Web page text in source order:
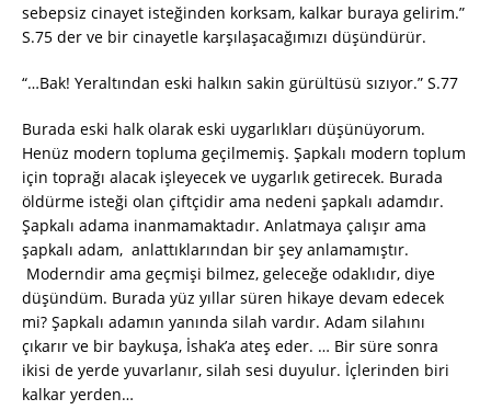
sebepsiz cinayet isteğinden korksam, kalkar buraya gelirim.”
S.75 der ve bir cinayetle karşılaşacağımızı düşündürür.
“…Bak! Yeraltından eski halkın sakin gürültüsü sızıyor.” S.77
Burada eski halk olarak eski uygarlıkları düşünüyorum.
Henüz modern topluma geçilmemiş. Şapkalı modern toplum
için toprağı alacak işleyecek ve uygarlık getirecek. Burada
öldürme isteği olan çiftçidir ama nedeni şapkalı adamdır.
Şapkalı adama inanmamaktadır. Anlatmaya çalışır ama
şapkalı adam, anlattıklarından bir şey anlamamıştır.
Moderndir ama geçmişi bilmez, geleceğe odaklıdır, diye
düşündüm. Burada yüz yıllar süren hikaye devam edecek
mi? Şapkalı adamın yanında silah vardır. Adam silahını
çıkarır ve bir baykuşa, İshak’a ateş eder. … Bir süre sonra
ikisi de yerde yuvarlanır, silah sesi duyulur. İçlerinden biri
kalkar yerden…